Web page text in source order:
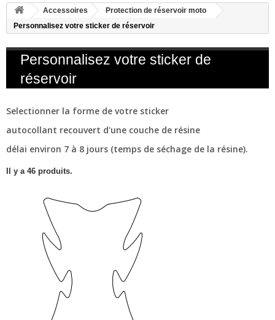
Accessoires
Protection de réservoir moto
Personnalisez votre sticker de réservoir
Personnalisez votre sticker de
réservoir
Selectionner la forme de votre sticker
autocollant recouvert d'une couche de résine
délai environ 7 à 8 jours (temps de séchage de la résine).
Il y a 46 produits.